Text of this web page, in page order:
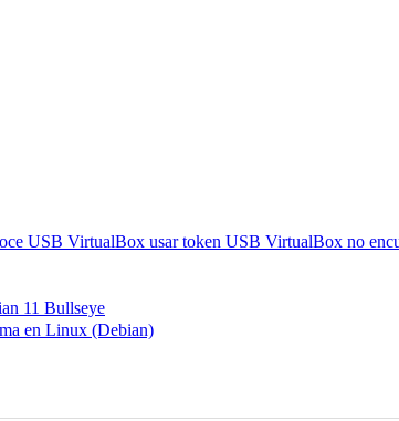
USB VirtualBox usar token USB VirtualBox no
11 Bullseye
en Linux (Debian)